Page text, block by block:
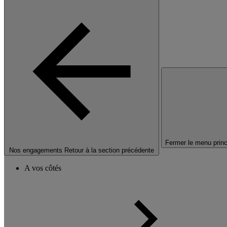
Nos engagements Retour à la section précédente
Fermer le menu
A vos côtés